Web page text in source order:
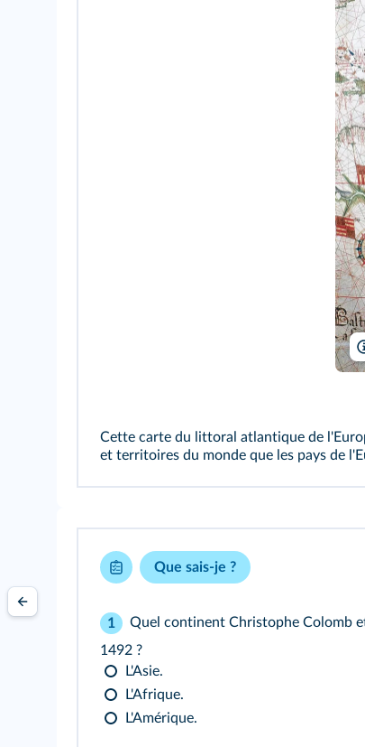
Cette carte du littoral atlantique de
et territoires du monde que les pays de
Que sais-je ?
1
Quel continent Christophe Colomb
1492 ?
L'Asie.
L'Afrique.
L'Amérique.